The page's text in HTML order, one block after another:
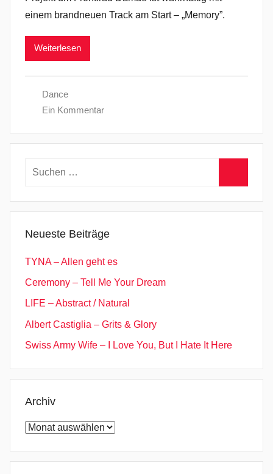
einem brandneuen Track am Start – „Memory”.
Weiterlesen
Dance
Ein Kommentar
Suchen
Neueste Beiträge
TYNA – Allen geht es
Ceremony – Tell Me Your Dream
LIFE – Abstract / Natural
Albert Castiglia – Grits & Glory
Swiss Army Wife – I Love You, But I Hate It Here
Archiv
Archiv